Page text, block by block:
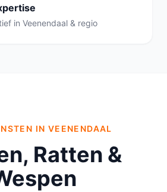
in Veenendaal & regio
IN VEENENDAAL
Ratten &